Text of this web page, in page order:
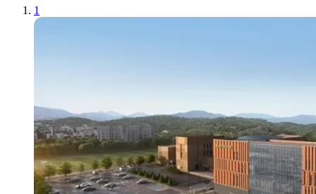
1